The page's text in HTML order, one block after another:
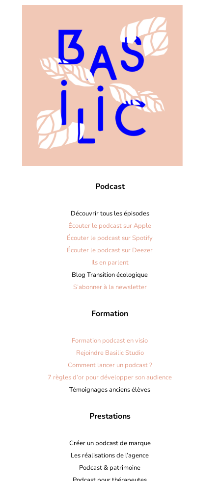
Podcast
Découvrir tous les épisodes
Écouter le podcast sur Apple
Écouter le podcast sur Spotify
Écouter le podcast sur Deezer
Ils en parlent
Blog Transition écologique
S’abonner à la newsletter
Formation
Formation podcast en visio
Rejoindre Basilic Studio
Comment lancer un podcast ?
7 règles d’or pour développer son audience
Témoignages anciens élèves
Prestations
Créer un podcast de marque
Les réalisations de l’agence
Podcast & patrimoine